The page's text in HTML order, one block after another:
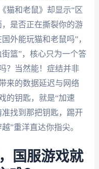
猫和老鼠》却显示“区
是否正在撕裂你的游
外能玩猫和老鼠吗”，
篮”，核心只为一个答
？当然能！症结并非
来的数据延迟与网络
的钥匙，就是“加速
找到那把钥匙，踢开
”重洋直达你指尖。
国服游戏就